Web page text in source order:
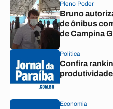
Pleno Poder
Bruno
de ônibus
de Campina
Política
Confira
produtividade
Economia